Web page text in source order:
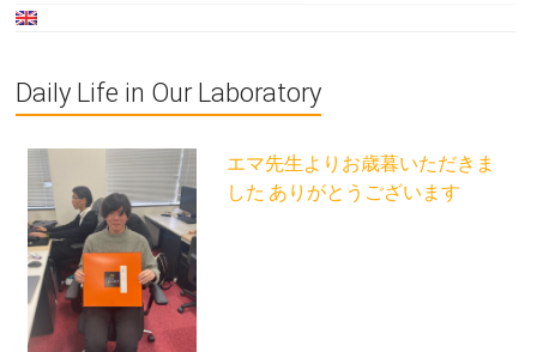
Daily Life in Our Laboratory
エマ先生よりお歳暮いただきま
した ありがとうございます